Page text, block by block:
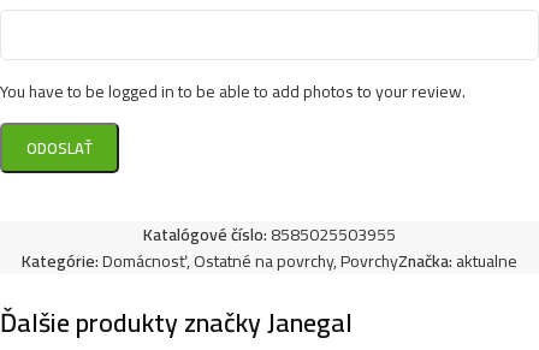
You have to be logged in to be able to add photos to your review.
Katalógové číslo:8585025503955
Kategórie:Domácnosť,Ostatné na povrchy,PovrchyZnačka:aktualne
Ďalšie produkty značky Janegal